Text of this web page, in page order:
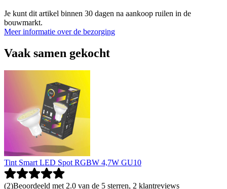
Je kunt dit artikel binnen 30 dagen na aankoop ruilen in de
bouwmarkt.
Meer informatie over de bezorging
Vaak samen gekocht
Tint Smart LED Spot RGBW 4,7W GU10
(2)Beoordeeld met 2.0 van de 5 sterren, 2 klantreviews